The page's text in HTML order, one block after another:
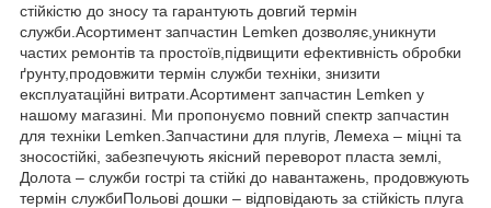
стійкістю до зносу та гарантують довгий термін
служби.Асортимент запчастин Lemken дозволяє,уникнути
частих ремонтів та простоїв,підвищити ефективність обробки
ґрунту,продовжити термін служби техніки, знизити
експлуатаційні витрати.Асортимент запчастин Lemken у
нашому магазині. Ми пропонуємо повний спектр запчастин
для техніки Lemken.Запчастини для плугів, Лемеха – міцні та
зносостійкі, забезпечують якісний переворот пласта землі,
Долота – служби гострі та стійкі до навантажень, продовжують
термін службиПольові дошки – відповідають за стійкість плуга